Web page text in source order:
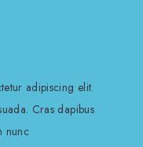
adipiscing elit.
Cras dapibus
nunc